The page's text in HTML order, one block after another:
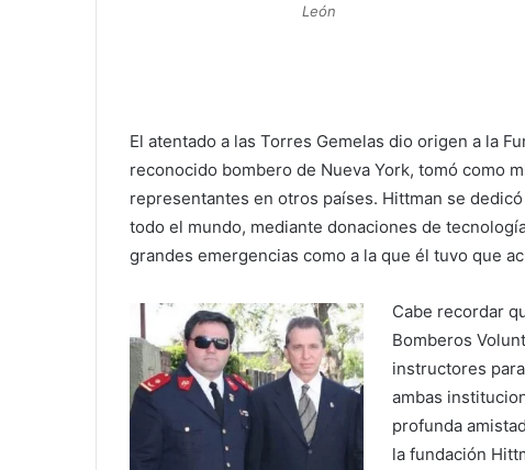
León
El atentado a las Torres Gemelas dio origen a la
reconocido bombero de Nueva York, tomó como
representantes en otros países. Hittman se
todo el mundo, mediante donaciones de
grandes emergencias como a la que él tuvo que
Cabe recordar
Bomberos
instructores
ambas
profunda
la fundación